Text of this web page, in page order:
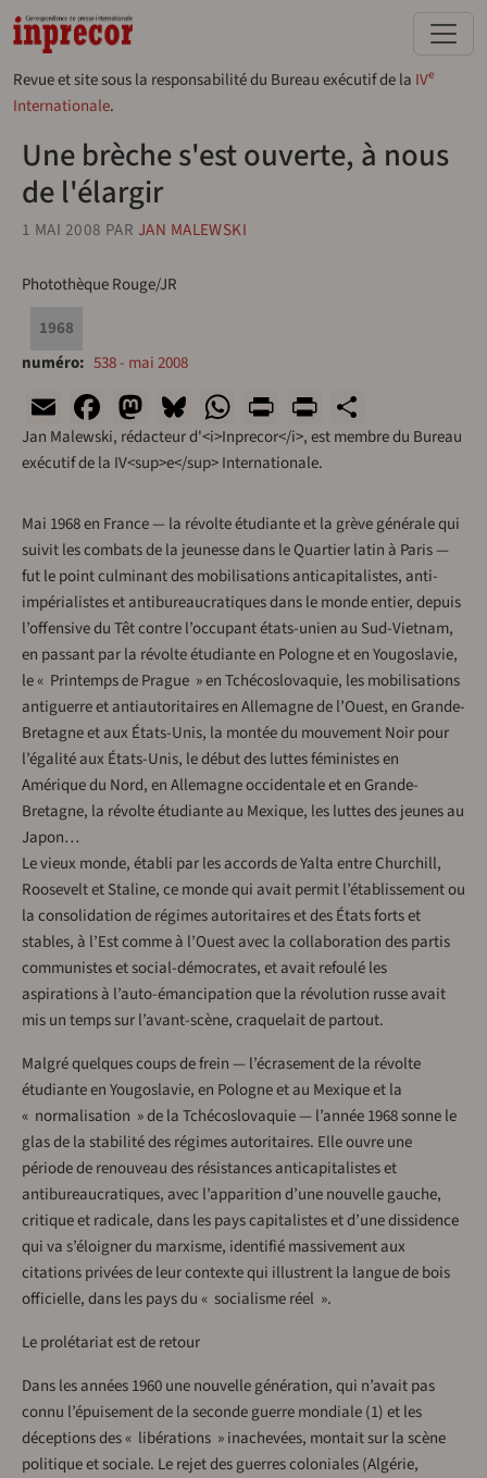
Aller au contenu principal
Revue et site sous la responsabilité du Bureau exécutif de la IVe
Internationale.
Une brèche s'est ouverte, à nous
de l'élargir
1 MAI 2008 PAR JAN MALEWSKI
Photothèque Rouge/JR
1968
numéro
538 - mai 2008
EmailFacebook
Mastodon
Bluesky
WhatsApp
Print
Jan Malewski, rédacteur d'<i>Inprecor</i>, est membre du Bureau
exécutif de la IV<sup>e</sup> Internationale.
Mai 1968 en France — la révolte étudiante et la grève générale qui
suivit les combats de la jeunesse dans le Quartier latin à Paris —
fut le point culminant des mobilisations anticapitalistes, anti-
impérialistes et antibureaucratiques dans le monde entier, depuis
l’offensive du Têt contre l’occupant états-unien au Sud-Vietnam,
en passant par la révolte étudiante en Pologne et en Yougoslavie,
le « Printemps de Prague » en Tchécoslovaquie, les mobilisations
antiguerre et antiautoritaires en Allemagne de l’Ouest, en Grande-
Bretagne et aux États-Unis, la montée du mouvement Noir pour
l’égalité aux États-Unis, le début des luttes féministes en
Amérique du Nord, en Allemagne occidentale et en Grande-
Bretagne, la révolte étudiante au Mexique, les luttes des jeunes au
Japon…
Le vieux monde, établi par les accords de Yalta entre Churchill,
Roosevelt et Staline, ce monde qui avait permit l’établissement ou
la consolidation de régimes autoritaires et des États forts et
stables, à l’Est comme à l’Ouest avec la collaboration des partis
communistes et social-démocrates, et avait refoulé les
aspirations à l’auto-émancipation que la révolution russe avait
mis un temps sur l’avant-scène, craquelait de partout.
Malgré quelques coups de frein — l’écrasement de la révolte
étudiante en Yougoslavie, en Pologne et au Mexique et la
« normalisation » de la Tchécoslovaquie — l’année 1968 sonne le
glas de la stabilité des régimes autoritaires. Elle ouvre une
période de renouveau des résistances anticapitalistes et
antibureaucratiques, avec l’apparition d’une nouvelle gauche,
critique et radicale, dans les pays capitalistes et d’une dissidence
qui va s’éloigner du marxisme, identifié massivement aux
citations privées de leur contexte qui illustrent la langue de bois
officielle, dans les pays du « socialisme réel ».
Le prolétariat est de retour
Dans les années 1960 une nouvelle génération, qui n’avait pas
connu l’épuisement de la seconde guerre mondiale (1) et les
déceptions des « libérations » inachevées, montait sur la scène
politique et sociale. Le rejet des guerres coloniales (Algérie,